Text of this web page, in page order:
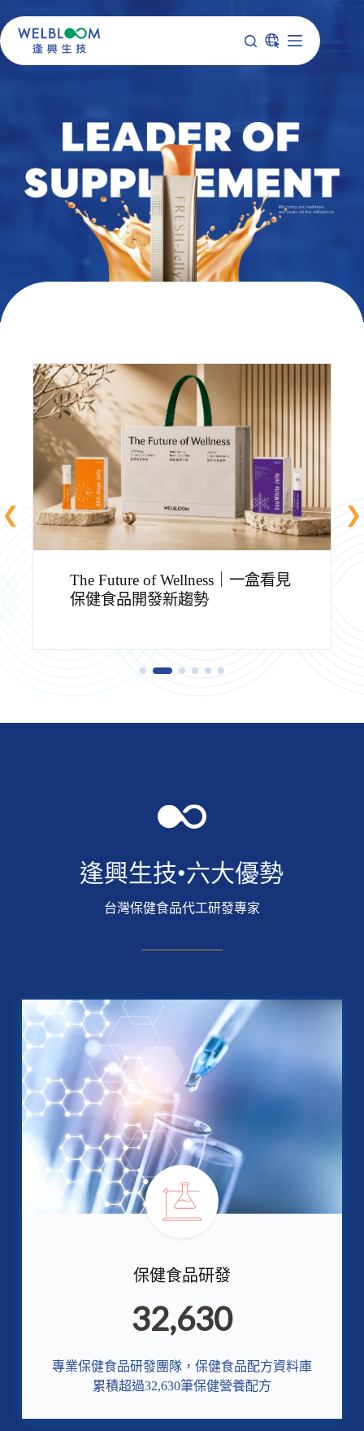
至
主
興生技領航大馬保健食品食品化
逢興生技•六大優勢
台灣保健食品代工研發專家
保健食品研發
32,630
專業保健食品研發團隊，保健食品配方資料庫
累積超過32,630筆保健營養配方